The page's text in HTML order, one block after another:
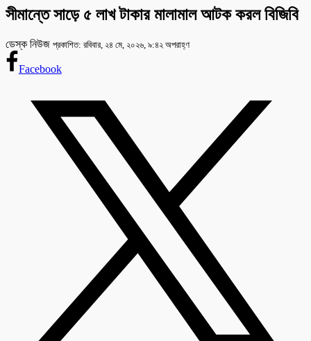
সীমান্তে সাড়ে ৫ লাখ টাকার মালামাল আটক করল বিজিবি
ডেস্ক নিউজ প্রকাশিত: রবিবার, ২৪ মে, ২০২৬, ৯:৪২ অপরাহ্ণ
Facebook